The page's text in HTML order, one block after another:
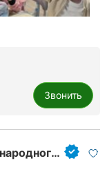
Звонить
Кировоградский областной центр народного творчества